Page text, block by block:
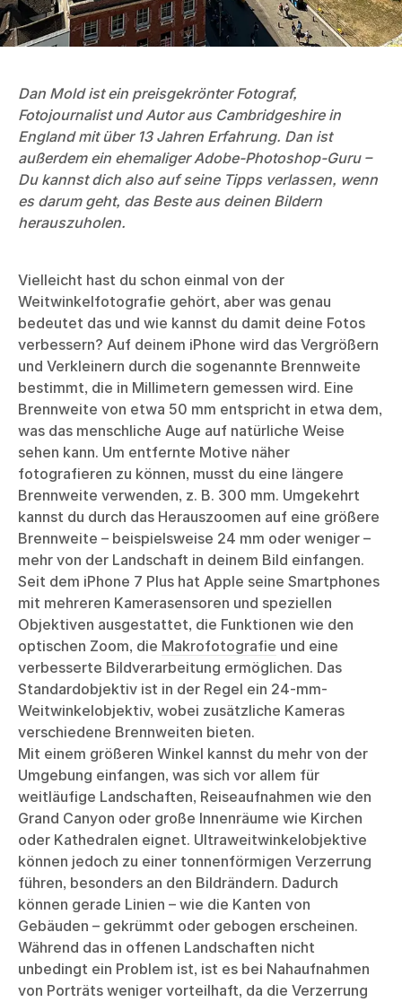
Dan Mold ist ein preisgekrönter Fotograf,
Fotojournalist und Autor aus Cambridgeshire in
England mit über 13 Jahren Erfahrung. Dan ist
außerdem ein ehemaliger Adobe-Photoshop-Guru –
Du kannst dich also auf seine Tipps verlassen, wenn
es darum geht, das Beste aus deinen Bildern
herauszuholen.
Vielleicht hast du schon einmal von der
Weitwinkelfotografie gehört, aber was genau
bedeutet das und wie kannst du damit deine Fotos
verbessern? Auf deinem iPhone wird das Vergrößern
und Verkleinern durch die sogenannte Brennweite
bestimmt, die in Millimetern gemessen wird. Eine
Brennweite von etwa 50 mm entspricht in etwa dem,
was das menschliche Auge auf natürliche Weise
sehen kann. Um entfernte Motive näher
fotografieren zu können, musst du eine längere
Brennweite verwenden, z. B. 300 mm. Umgekehrt
kannst du durch das Herauszoomen auf eine größere
Brennweite – beispielsweise 24 mm oder weniger –
mehr von der Landschaft in deinem Bild einfangen.
Seit dem iPhone 7 Plus hat Apple seine Smartphones
mit mehreren Kamerasensoren und speziellen
Objektiven ausgestattet, die Funktionen wie den
optischen Zoom, die Makrofotografie und eine
verbesserte Bildverarbeitung ermöglichen. Das
Standardobjektiv ist in der Regel ein 24-mm-
Weitwinkelobjektiv, wobei zusätzliche Kameras
verschiedene Brennweiten bieten.
Mit einem größeren Winkel kannst du mehr von der
Umgebung einfangen, was sich vor allem für
weitläufige Landschaften, Reiseaufnahmen wie den
Grand Canyon oder große Innenräume wie Kirchen
oder Kathedralen eignet. Ultraweitwinkelobjektive
können jedoch zu einer tonnenförmigen Verzerrung
führen, besonders an den Bildrändern. Dadurch
können gerade Linien – wie die Kanten von
Gebäuden – gekrümmt oder gebogen erscheinen.
Während das in offenen Landschaften nicht
unbedingt ein Problem ist, ist es bei Nahaufnahmen
von Porträts weniger vorteilhaft, da die Verzerrung